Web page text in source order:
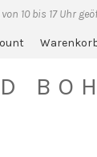
10 bis 17 Uhr